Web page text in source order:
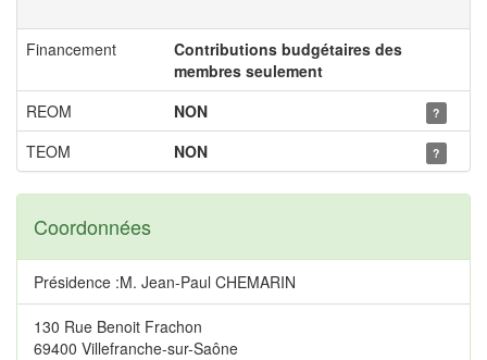
Financement
Contributions budgétaires des
membres seulement
REOM
NON ?
TEOM NON ?
Coordonnées
Présidence :M. Jean-Paul CHEMARIN
130 Rue Benoit Frachon
69400 Villefranche-sur-Saône